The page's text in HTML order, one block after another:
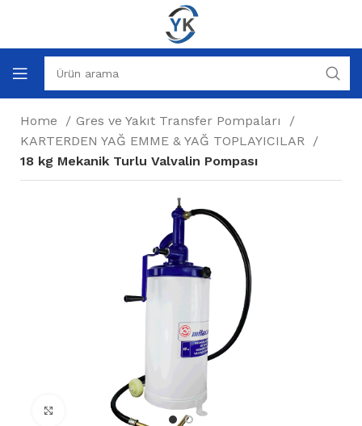
Home
Gres ve Yakıt Transfer Pompaları
KARTERDEN YAĞ EMME & YAĞ TOPLAYICILAR
18 kg Mekanik Turlu Valvalin Pompası
Büyütmek için tıklayın